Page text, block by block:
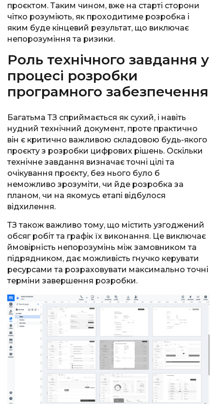
проєктом. Таким чином, вже на старті сторони
чітко розуміють, як проходитиме розробка і
яким буде кінцевий результат, що виключає
непорозуміння та ризики.
Роль технічного завдання у
процесі розробки
програмного забезпечення
Багатьма ТЗ сприймається як сухий, і навіть
нудний технічний документ, проте практично
він є критично важливою складовою будь-якого
проєкту з розробки цифрових рішень. Оскільки
технічне завдання визначає точні цілі та
очікування проєкту, без нього було б
неможливо зрозуміти, чи йде розробка за
планом, чи на якомусь етапі відбулося
відхилення.
ТЗ також важливо тому, що містить узгоджений
обсяг робіт та графік їх виконання. Це виключає
ймовірність непорозумінь між замовником та
підрядником, дає можливість гнучко керувати
ресурсами та розраховувати максимально точні
терміни завершення розробки.